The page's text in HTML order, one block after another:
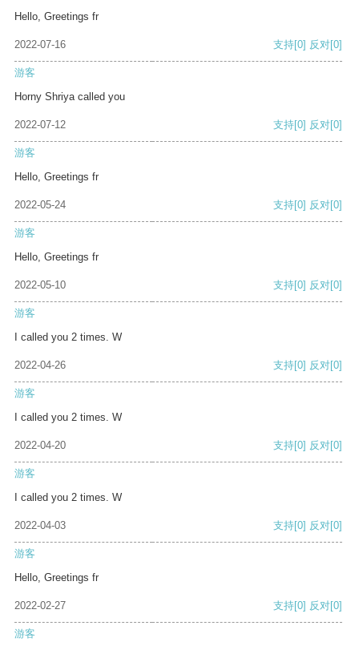
Hello, Greetings fr
2022-07-16 支持[0] 反对[0]
游客
Horny Shriya called you
2022-07-12 支持[0] 反对[0]
游客
Hello, Greetings fr
2022-05-24 支持[0] 反对[0]
游客
Hello, Greetings fr
2022-05-10 支持[0] 反对[0]
游客
I called you 2 times. W
2022-04-26 支持[0] 反对[0]
游客
I called you 2 times. W
2022-04-20 支持[0] 反对[0]
游客
I called you 2 times. W
2022-04-03 支持[0] 反对[0]
游客
Hello, Greetings fr
2022-02-27 支持[0] 反对[0]
游客